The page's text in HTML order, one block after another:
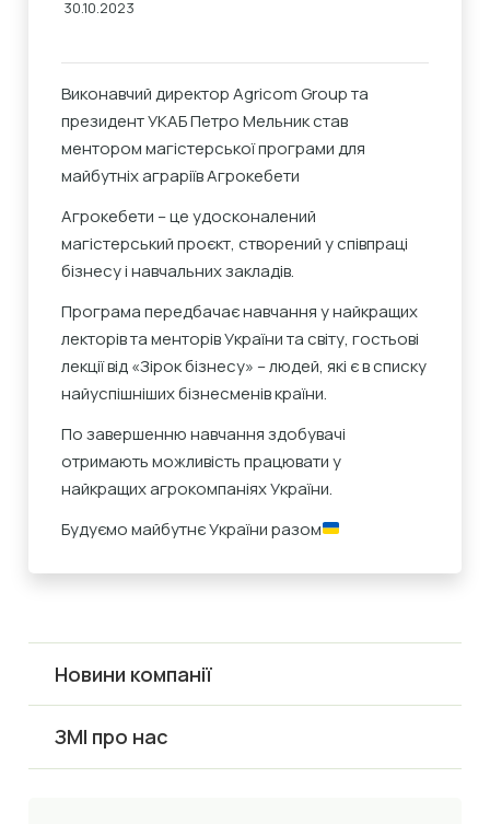
30.10.2023
Виконавчий директор Agricom Group та
президент УКАБПетро Мельникстав
ментором магістерської програми для
майбутніх аграріївАгрокебети
Агрокебети – це удосконалений
магістерський проєкт, створений у співпраці
бізнесу і навчальних закладів.
Програма передбачає навчання у найкращих
лекторів та менторів України та світу, гостьові
лекції від «Зірок бізнесу» – людей, які є в списку
найуспішніших бізнесменів країни.
По завершенню навчання здобувачі
отримають можливість працювати у
найкращих агрокомпаніях України.
Будуємо майбутнє України разом
Новини компанії
ЗМІ про нас